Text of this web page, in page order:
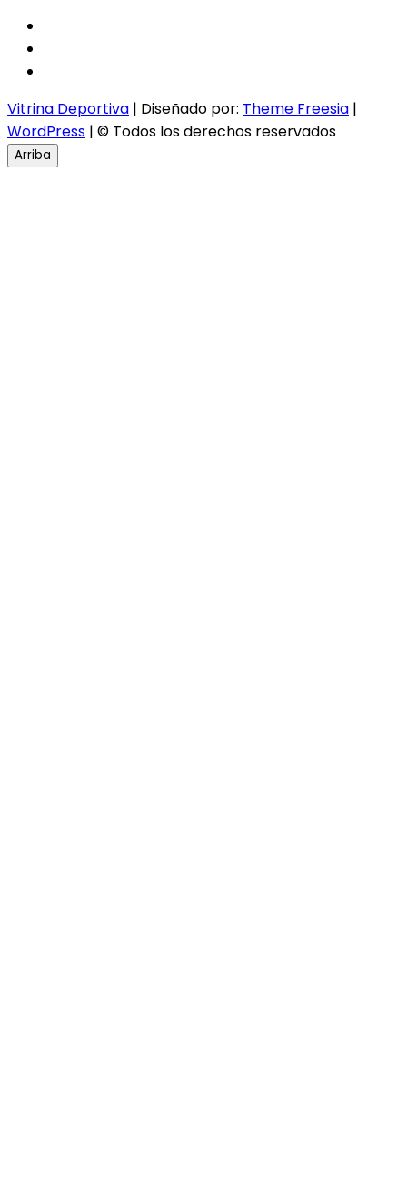
Vitrina Deportiva | Diseñado por: Theme Freesia |
WordPress | © Todos los derechos reservados
Arriba